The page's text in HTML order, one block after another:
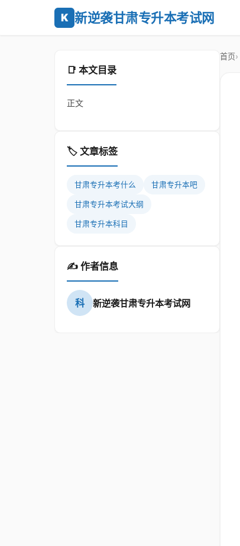
K 新逆袭甘肃专升本考试网
📑 本文目录
正文
🏷️ 文章标签
甘肃专升本考什么 甘肃专升本吧
甘肃专升本考试大纲
甘肃专升本科目
✍️ 作者信息
科 新逆袭甘肃专升本考试网
首页